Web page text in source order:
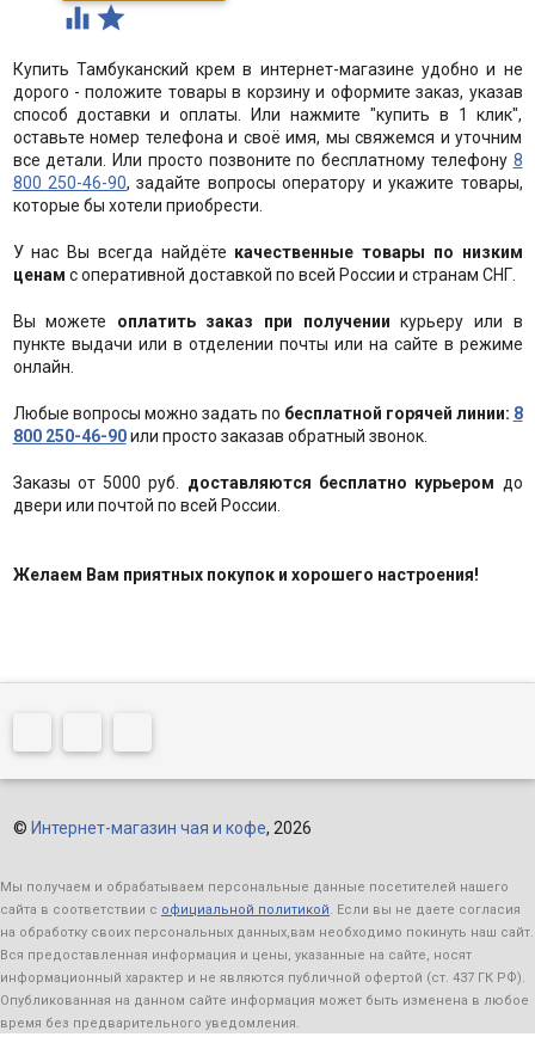
 
Купить Тамбуканский крем в интернет-магазине удобно и не
дорого - положите товары в корзину и оформите заказ, указав
способ доставки и оплаты. Или нажмите "купить в 1 клик",
оставьте номер телефона и своё имя, мы свяжемся и уточним
все детали. Или просто позвоните по бесплатному телефону 8
800 250-46-90, задайте вопросы оператору и укажите товары,
которые бы хотели приобрести.
У нас Вы всегда найдёте качественные товары по низким
ценам с оперативной доставкой по всей России и странам СНГ.
Вы можете оплатить заказ при получении курьеру или в
пункте выдачи или в отделении почты или на сайте в режиме
онлайн.
Любые вопросы можно задать по бесплатной горячей линии: 8
800 250-46-90или просто заказав обратный звонок.
Заказы от 5000 руб. доставляются бесплатно курьером до
двери или почтой по всей России.
Желаем Вам приятных покупок и хорошего настроения!
© Интернет-магазин чая и кофе, 2026
Мы получаем и обрабатываем персональные данные посетителей нашего
сайта в соответствии с официальной политикой. Если вы не даете согласия
на обработку своих персональных данных,вам необходимо покинуть наш сайт.
Вся предоставленная информация и цены, указанные на сайте, носят
информационный характер и не являются публичной офертой (ст. 437 ГК РФ).
Опубликованная на данном сайте информация может быть изменена в любое
время без предварительного уведомления.